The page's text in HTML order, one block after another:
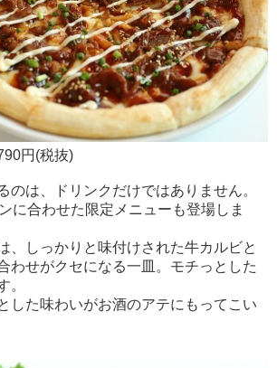
円(税抜)
のは、ドリンクだけではありません。
に合わせた限定メニューも登場しま
、しっかりと味付けされた牛カルビと
わせがクセになる一皿。モチっとした
。
した味わいがお酒のアテにもってこい